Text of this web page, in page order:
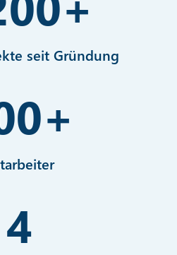
seit Gründung
+
4